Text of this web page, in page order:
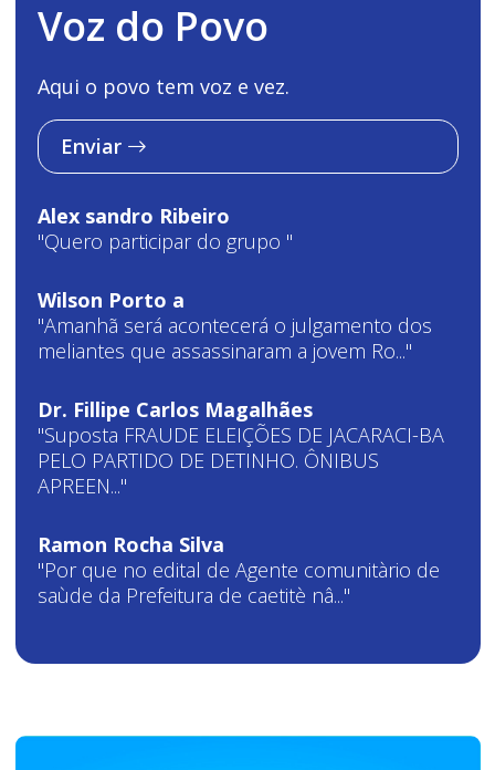
Voz do Povo
Aqui o povo tem voz e vez.
Enviar
Alex sandro Ribeiro
"Quero participar do grupo "
Wilson Porto a
"Amanhã será acontecerá o julgamento dos
meliantes que assassinaram a jovem Ro..."
Dr. Fillipe Carlos Magalhães
"Suposta FRAUDE ELEIÇÕES DE JACARACI-BA
PELO PARTIDO DE DETINHO. ÔNIBUS
APREEN..."
Ramon Rocha Silva
"Por que no edital de Agente comunitàrio de
saùde da Prefeitura de caetitè nâ..."